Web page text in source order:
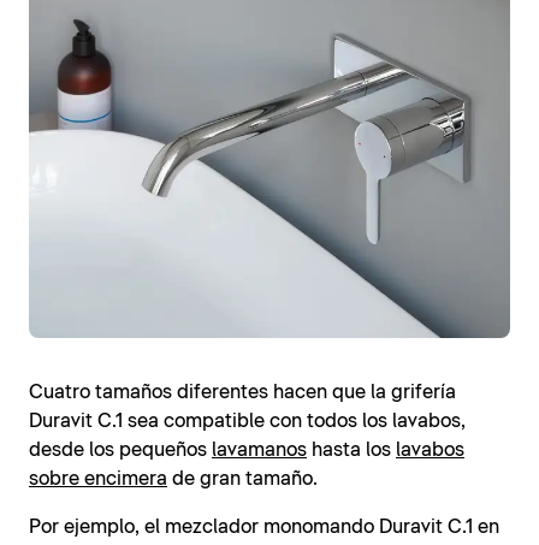
Cuatro tamaños diferentes hacen que la grifería
Duravit C.1 sea compatible con todos los lavabos,
desde los pequeños lavamanos hasta los lavabos
sobre encimera de gran tamaño.
Por ejemplo, el mezclador monomando Duravit C.1 en